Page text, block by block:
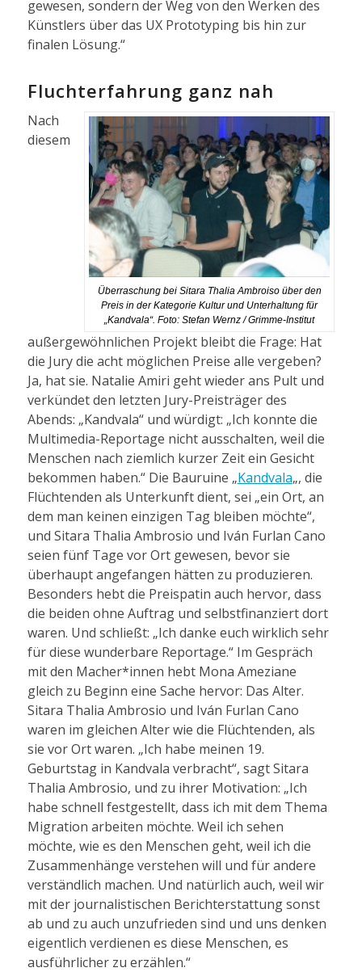
gewesen, sondern der Weg von den Werken des
Künstlers über das UX Prototyping bis hin zur
finalen Lösung.“
Fluchterfahrung ganz nah
Überraschung bei Sitara Thalia Ambroiso über den
Preis in der Kategorie Kultur und Unterhaltung für
„Kandvala“. Foto: Stefan Wernz / Grimme-Institut
Nach
diesem
außergewöhnlichen Projekt bleibt die Frage: Hat
die Jury die acht möglichen Preise alle vergeben?
Ja, hat sie. Natalie Amiri geht wieder ans Pult und
verkündet den letzten Jury-Preisträger des
Abends: „Kandvala“ und würdigt: „Ich konnte die
Multimedia-Reportage nicht ausschalten, weil die
Menschen nach ziemlich kurzer Zeit ein Gesicht
bekommen haben.“ Die Bauruine „Kandvala„, die
Flüchtenden als Unterkunft dient, sei „ein Ort, an
dem man keinen einzigen Tag bleiben möchte“,
und Sitara Thalia Ambrosio und Iván Furlan Cano
seien fünf Tage vor Ort gewesen, bevor sie
überhaupt angefangen hätten zu produzieren.
Besonders hebt die Preispatin auch hervor, dass
die beiden ohne Auftrag und selbstfinanziert dort
waren. Und schließt: „Ich danke euch wirklich sehr
für diese wunderbare Reportage.“ Im Gespräch
mit den Macher*innen hebt Mona Ameziane
gleich zu Beginn eine Sache hervor: Das Alter.
Sitara Thalia Ambrosio und Iván Furlan Cano
waren im gleichen Alter wie die Flüchtenden, als
sie vor Ort waren. „Ich habe meinen 19.
Geburtstag in Kandvala verbracht“, sagt Sitara
Thalia Ambrosio, und zu ihrer Motivation: „Ich
habe schnell festgestellt, dass ich mit dem Thema
Migration arbeiten möchte. Weil ich sehen
möchte, wie es den Menschen geht, weil ich die
Zusammenhänge verstehen will und für andere
verständlich machen. Und natürlich auch, weil wir
mit der journalistischen Berichterstattung sonst
ab und zu auch unzufrieden sind und uns denken
eigentlich verdienen es diese Menschen, es
ausführlicher zu erzählen.“